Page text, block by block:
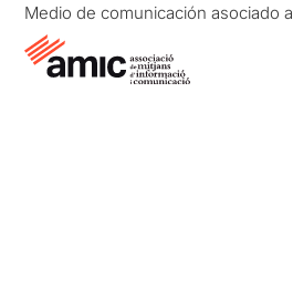
Medio de comunicación asociado a